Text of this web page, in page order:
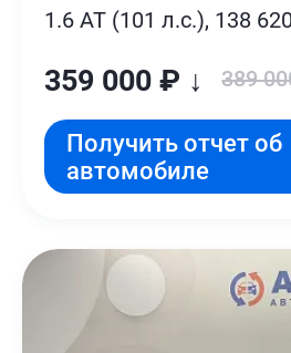
1.6 AT (101 л.с.), 138
359 000 ₽ ↓ 389
Получить отчет об
автомобиле